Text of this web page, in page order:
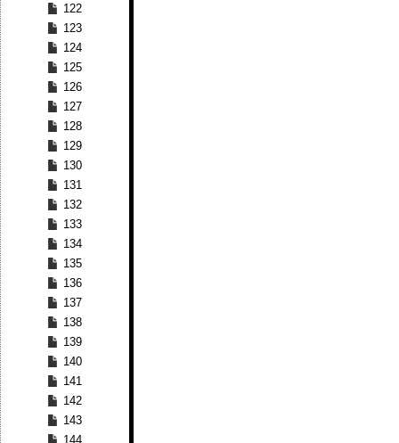
122
123
124
125
126
127
128
129
130
131
132
133
134
135
136
137
138
139
140
141
142
143
144